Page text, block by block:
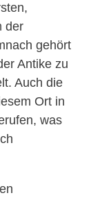
der
gehört
Antike zu
Auch die
Ort in
was